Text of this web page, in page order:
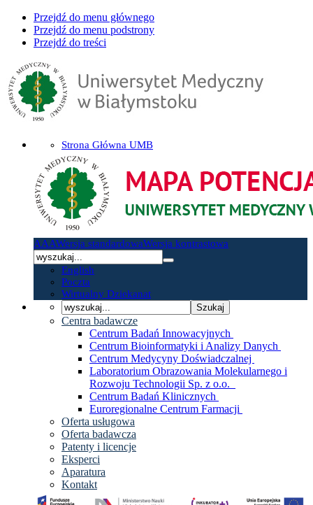
Przejdź do menu głównego
Przejdź do menu podstrony
Przejdź do treści
Strona Główna UMB
AAAWersja standardowaWersja kontrastowa
English
Poczta
Wirtualny Dziekanat
Szukaj
Centra badawcze
Centrum Badań Innowacyjnych
Centrum Bioinformatyki i Analizy Danych
Centrum Medycyny Doświadczalnej
Laboratorium Obrazowania Molekularnego i
Rozwoju Technologii Sp. z o.o.
Centrum Badań Klinicznych
Euroregionalne Centrum Farmacji
Oferta usługowa
Oferta badawcza
Patenty i licencje
Eksperci
Aparatura
Kontakt